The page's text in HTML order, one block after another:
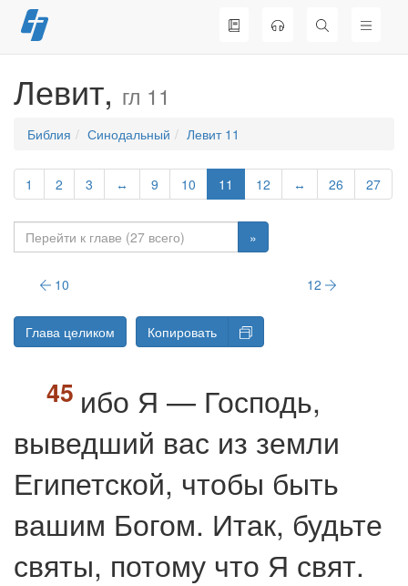
Перейти
к
Левит, гл 11
Библия Синодальный Левит 11
1 2 3 ↔ 9 10 11 12 ↔ 26 27
»
10 12
Глава целиком Копировать
ибо Я — Господь,
выведший вас из земли
Египетской, чтобы быть
вашим Богом. Итак, будьте
святы, потому что Я свят.